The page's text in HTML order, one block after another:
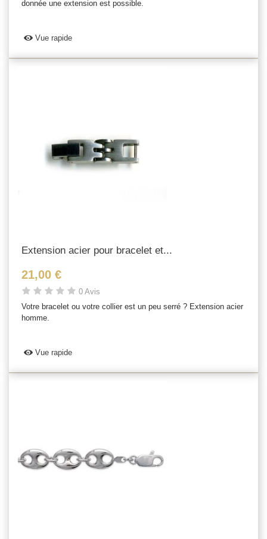
donnée une extension est possible.
Vue rapide
Extension acier pour bracelet et...
21,00 €
0 Avis
Votre bracelet ou votre collier est un peu serré ? Extension acier
homme.
Vue rapide